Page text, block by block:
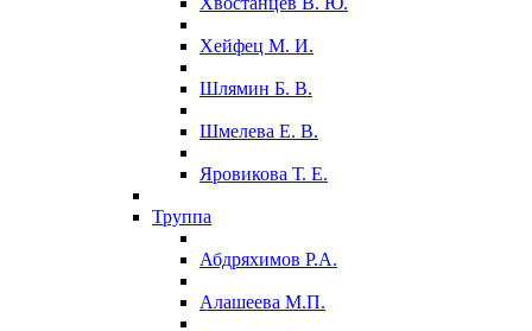
Хейфец М. И.
Шлямин Б. В.
Шмелева Е. В.
Яровикова Т. Е.
Труппа
Абдряхимов Р.А.
Алашеева М.П.